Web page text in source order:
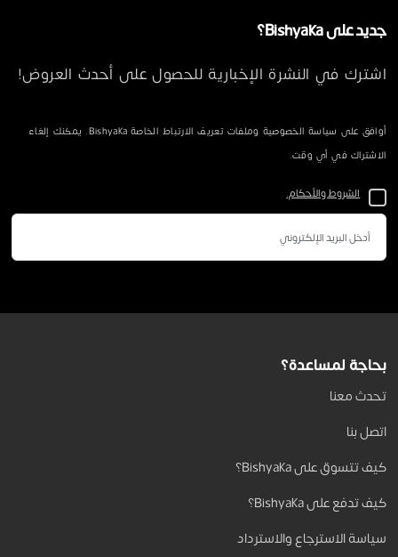
جديد على Bishyaka؟
اشترك في النشرة الإخبارية للحصول على أحدث العروض!
أوافق على سياسة الخصوصية وملفات تعريف الارتباط الخاصة Bishyaka. يمكنك إلغاء
الاشتراك في أي وقت.
الشروط والأحكام.
بحاجة لمساعدة؟
تحدث معنا
اتصل بنا
كيف تتسوق على Bishyaka؟
كيف تدفع على Bishyaka؟
سياسة الاسترجاع والاسترداد